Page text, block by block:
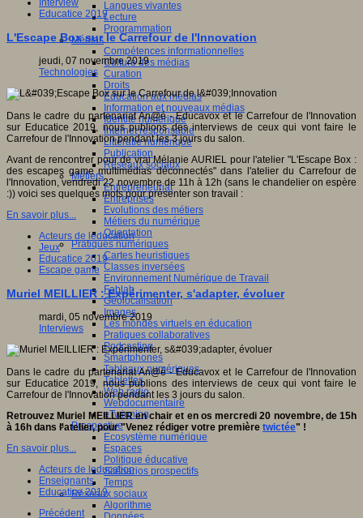
Langues vivantes
Lecture
Programmation
Médias
Compétences informationnelles
Culture des médias
Curation
Droits
Education aux médias
Information et nouveaux médias
Identité numérique
Internet responsable
Littératie numérique
Publication
Réseaux sociaux
Métiers
Entrepreneuriat
Entreprises
Evolutions des métiers
Métiers du numérique
Orientation
Pratiques numériques
Cartes heuristiques
Classes inversées
Environnement Numérique de Travail
Fablab
Géolocalisation
Images
Les mondes virtuels en éducation
Pratiques collaboratives
Podcasting
Smartphones
Tableaux numériques
Tablettes
Web radio
Webdocumentaire
eTwinning
Prospective
Ecosystème numérique
Espaces
Politique éducative
Scénarios prospectifs
Temps
Réseaux sociaux
Algorithme
Interview
Educatice 2019
L'Escape Box sur le Carrefour de l'Innovation
jeudi, 07 novembre 2019
Technologies
Dans le cadre du partenariat An@é - Educavox et le Carrefour de l'Innovation
sur Educatice 2019, nous publions des interviews de ceux qui vont faire le
Carrefour de l'Innovation pendant les 3 jours du salon.
Avant de rencontrer pour de vrai Mélanie AURIEL pour l'atelier "L'Escape Box :
des escapes game multimédias déconnectés" dans l'atelier du Carrefour de
l'Innovation, vendredi 22 novembre de 11h à 12h (sans le chandelier on espère
:)) voici ses quelques mots pour présenter son travail :
En savoir plus...
Acteurs de leducation
Jeux
Educatice 2019
Escape game
Muriel MEILLIER : Expérimenter, s'adapter, évoluer
mardi, 05 novembre 2019
Interviews
Dans le cadre du partenariat An@é - Educavox et le Carrefour de l'Innovation
sur Educatice 2019, nous publions des interviews de ceux qui vont faire le
Carrefour de l'Innovation pendant les 3 jours du salon.
Retrouvez Muriel MEILLIER en chair et en os mercredi 20 novembre, de 15h
à 16h dans l'atelier, pour "Venez rédiger votre première twictée" !
En savoir plus...
Acteurs de leducation
Enseignants
Educatice 2019
Précédent